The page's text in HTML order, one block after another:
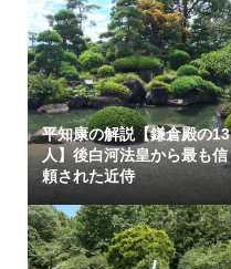
平知康の解説【鎌倉殿の13
人】後白河法皇から最も信
頼された近侍